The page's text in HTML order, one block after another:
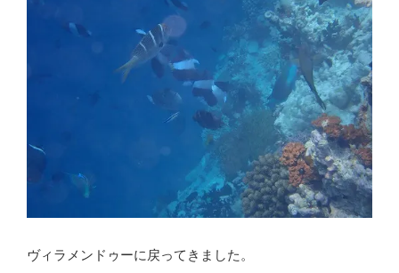
ヴィラメンドゥーに戻ってきました。